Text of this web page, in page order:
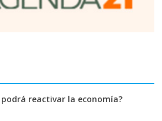
podrá reactivar la economía?